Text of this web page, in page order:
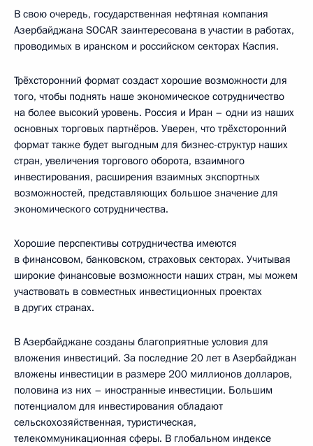
В свою очередь, государственная нефтяная компания
Азербайджана SOCAR заинтересована в участии в работах,
проводимых в иранском и российском секторах Каспия.
Трёхсторонний формат создаст хорошие возможности для
того, чтобы поднять наше экономическое сотрудничество
на более высокий уровень. Россия и Иран – одни из наших
основных торговых партнёров. Уверен, что трёхсторонний
формат также будет выгодным для бизнес-структур наших
стран, увеличения торгового оборота, взаимного
инвестирования, расширения взаимных экспортных
возможностей, представляющих большое значение для
экономического сотрудничества.
Хорошие перспективы сотрудничества имеются
в финансовом, банковском, страховых секторах. Учитывая
широкие финансовые возможности наших стран, мы можем
участвовать в совместных инвестиционных проектах
в других странах.
В Азербайджане созданы благоприятные условия для
вложения инвестиций. За последние 20 лет в Азербайджан
вложены инвестиции в размере 200 миллионов долларов,
половина из них – иностранные инвестиции. Большим
потенциалом для инвестирования обладают
сельскохозяйственная, туристическая,
телекоммуникационная сферы. В глобальном индексе